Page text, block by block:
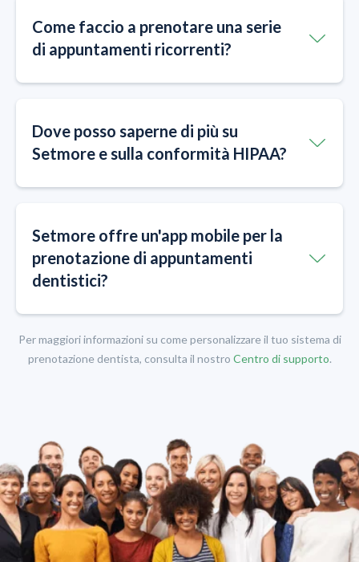
Come faccio a prenotare una serie
di appuntamenti ricorrenti?
Dove posso saperne di più su
Setmore e sulla conformità HIPAA?
Setmore offre un'app mobile per la
prenotazione di appuntamenti
dentistici?
Per maggiori informazioni su come personalizzare il tuo sistema di
prenotazione dentista, consulta il nostro Centro di supporto.